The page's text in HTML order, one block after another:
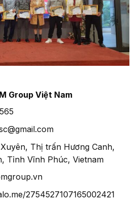
Group Việt Nam
Thị trấn Hương Canh,
Tỉnh Vĩnh Phúc, Vietnam
2754527107165002421